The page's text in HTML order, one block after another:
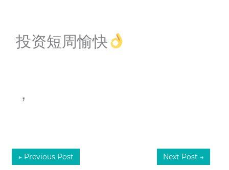
投资短周愉快
，
← Previous Post Next Post →